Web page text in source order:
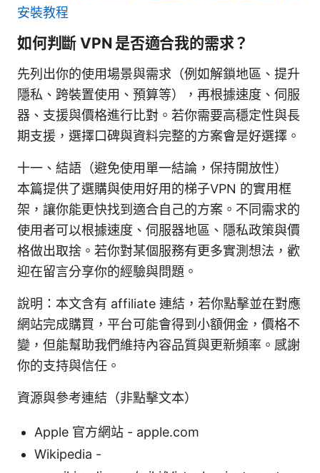
安裝教程
如何判斷 VPN 是否適合我的需求？
先列出你的使用場景與需求（例如解鎖地區、提升
隱私、跨裝置使用、預算等），再根據速度、伺服
器、支援與價格進行比對。若你需要高穩定性與長
期支援，選擇口碑與資料完整的方案會是好選擇。
十一、結語（避免使用單一結論，保持開放性）
本篇提供了選購與使用好用的梯子VPN 的實用框
架，讓你能更快找到適合自己的方案。不同需求的
使用者可以根據速度、伺服器地區、隱私政策與價
格做出取捨。若你對某個服務有更多實測想法，歡
迎在留言分享你的經驗與問題。
說明：本文含有 affiliate 連結，若你點擊並在對應
網站完成購買，平台可能會得到小額佣金，價格不
變，但能幫助我們維持內容品質與更新頻率。感謝
你的支持與信任。
資源與參考連結（非點擊文本）
Apple 官方網站 - apple.com
Wikipedia -